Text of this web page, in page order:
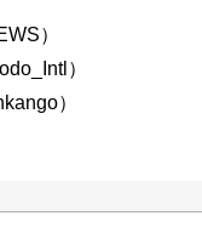
）
）
）